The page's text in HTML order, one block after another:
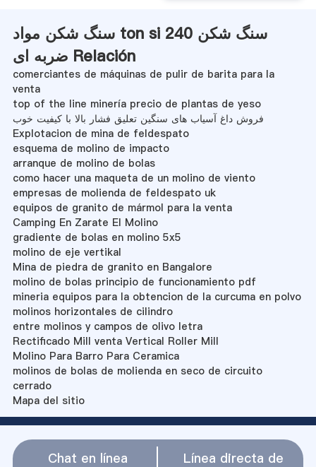
سنگ شکن مواد ton si 240 سنگ شکن
ضربه ای Relación
comerciantes de máquinas de pulir de barita para la
venta
top of the line minería precio de plantas de yeso
فروش داغ آسیاب های سنگین تعلیق فشار بالا با کیفیت خوب
Explotacion de mina de feldespato
esquema de molino de impacto
arranque de molino de bolas
como hacer una maqueta de un molino de viento
empresas de molienda de feldespato uk
equipos de granito de mármol para la venta
Camping En Zarate El Molino
gradiente de bolas en molino 5x5
molino de eje vertikal
Mina de piedra de granito en Bangalore
molino de bolas principio de funcionamiento pdf
mineria equipos para la obtencion de la curcuma en polvo
molinos horizontales de cilindro
entre molinos y campos de olivo letra
Rectificado Mill venta Vertical Roller Mill
Molino Para Barro Para Ceramica
molinos de bolas de molienda en seco de circuito
cerrado
Mapa del sitio
Chat en línea Línea directa de